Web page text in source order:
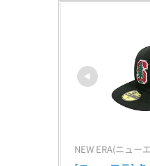
NEW ERA(ニュー